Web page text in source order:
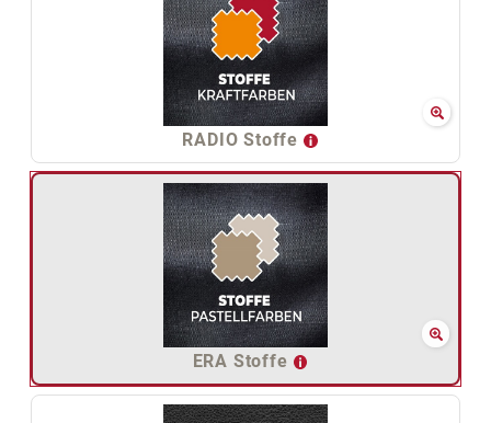
RADIO Stoffe
ERA Stoffe